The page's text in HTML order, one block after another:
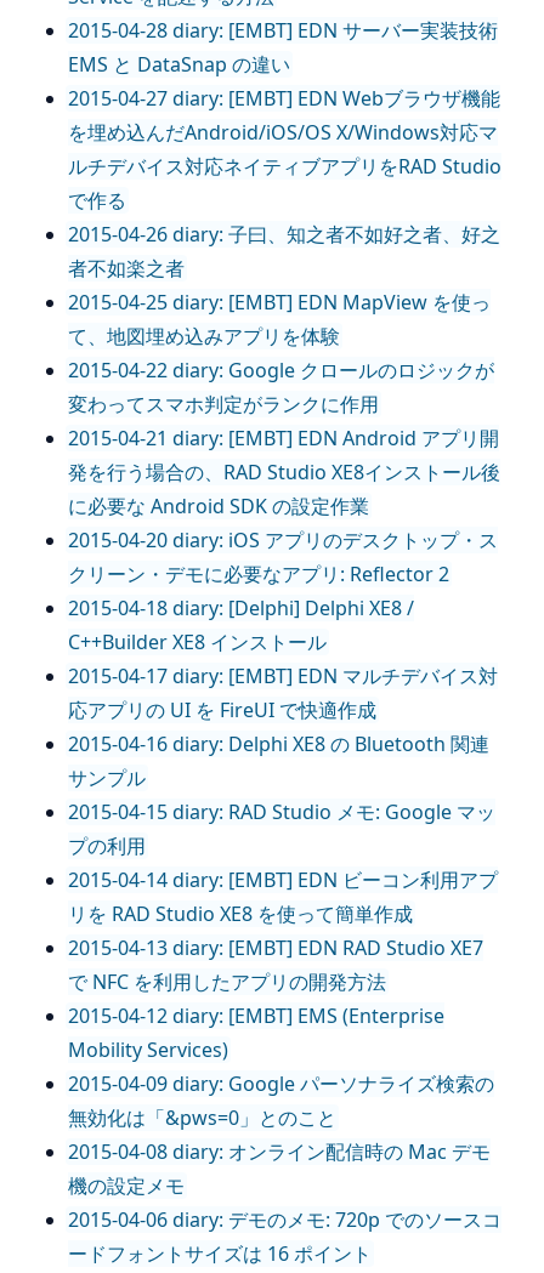
2015-04-28 diary: [EMBT] EDN サーバー実装技術
EMS と DataSnap の違い
2015-04-27 diary: [EMBT] EDN Webブラウザ機能
を埋め込んだAndroid/iOS/OS X/Windows対応マ
ルチデバイス対応ネイティブアプリをRAD Studio
で作る
2015-04-26 diary: 子曰、知之者不如好之者、好之
者不如楽之者
2015-04-25 diary: [EMBT] EDN MapView を使っ
て、地図埋め込みアプリを体験
2015-04-22 diary: Google クロールのロジックが
変わってスマホ判定がランクに作用
2015-04-21 diary: [EMBT] EDN Android アプリ開
発を行う場合の、RAD Studio XE8インストール後
に必要な Android SDK の設定作業
2015-04-20 diary: iOS アプリのデスクトップ・ス
クリーン・デモに必要なアプリ: Reflector 2
2015-04-18 diary: [Delphi] Delphi XE8 /
C++Builder XE8 インストール
2015-04-17 diary: [EMBT] EDN マルチデバイス対
応アプリの UI を FireUI で快適作成
2015-04-16 diary: Delphi XE8 の Bluetooth 関連
サンプル
2015-04-15 diary: RAD Studio メモ: Google マッ
プの利用
2015-04-14 diary: [EMBT] EDN ビーコン利用アプ
リを RAD Studio XE8 を使って簡単作成
2015-04-13 diary: [EMBT] EDN RAD Studio XE7
で NFC を利用したアプリの開発方法
2015-04-12 diary: [EMBT] EMS (Enterprise
Mobility Services)
2015-04-09 diary: Google パーソナライズ検索の
無効化は「&pws=0」とのこと
2015-04-08 diary: オンライン配信時の Mac デモ
機の設定メモ
2015-04-06 diary: デモのメモ: 720p でのソースコ
ードフォントサイズは 16 ポイント